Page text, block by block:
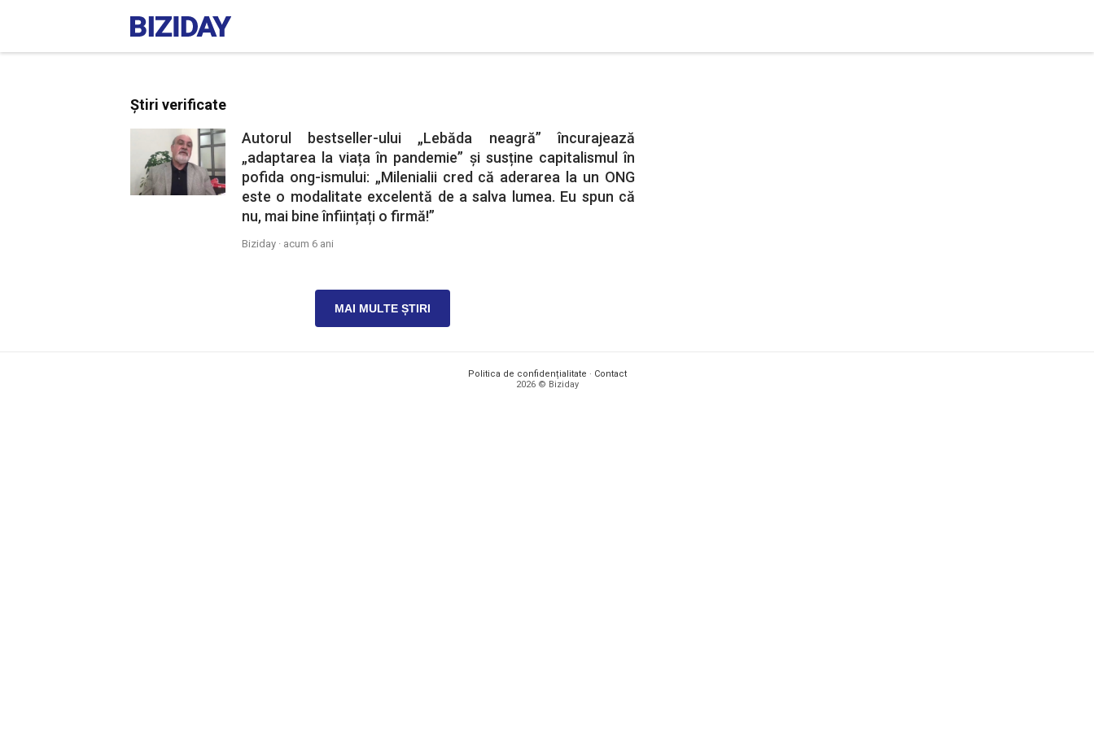
Știri verificate
Autorul bestseller-ului „Lebăda neagră” încurajează
„adaptarea la viața în pandemie” și susține capitalismul în
pofida ong-ismului: „Milenialii cred că aderarea la un ONG
este o modalitate excelentă de a salva lumea. Eu spun că
nu, mai bine înființați o firmă!”
Biziday · acum 6 ani
MAI MULTE ȘTIRI
Politica de confidențialitate · Contact
2026 © Biziday